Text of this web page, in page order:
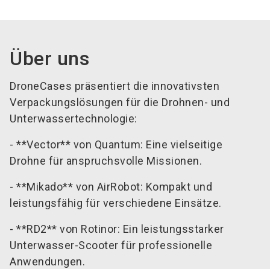
Über uns
DroneCases präsentiert die innovativsten
Verpackungslösungen für die Drohnen- und
Unterwassertechnologie:
- **Vector** von Quantum: Eine vielseitige
Drohne für anspruchsvolle Missionen.
- **Mikado** von AirRobot: Kompakt und
leistungsfähig für verschiedene Einsätze.
- **RD2** von Rotinor: Ein leistungsstarker
Unterwasser-Scooter für professionelle
Anwendungen.